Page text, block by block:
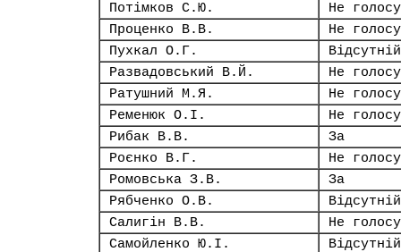
Потімков С.Ю.
Не
Проценко В.В.
Не
Пухкал О.Г.
Відсутній
Развадовський В.Й.
Не
Ратушний М.Я.
Не
Ременюк О.І.
Не
Рибак В.В.
За
Роєнко В.Г.
Не
Ромовська З.В.
За
Рябченко О.В.
Відсутній
Салигін В.В.
Не
Самойленко Ю.І.
Відсутній